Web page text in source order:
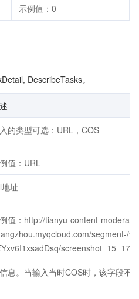
示例值：0
DescribeTasks。
的类型可选：URL，COS
值：URL
址
值：http://tianyu-content-
segment-/
息。当输入当时COS时，该字段不